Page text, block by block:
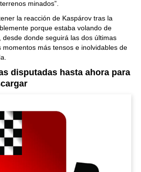
minados”.
la reacción de Kaspárov tras la
porque estaba volando de
desde donde seguirá las dos últimas
momentos más tensos e inolvidables de
disputadas hasta ahora para